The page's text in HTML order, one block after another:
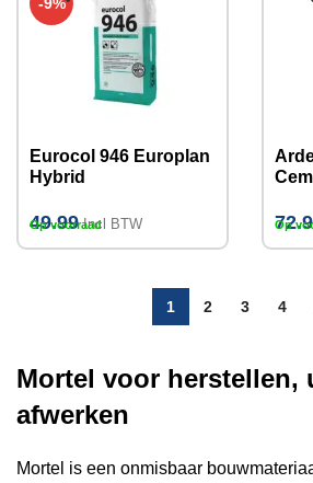
Eurocol 946 Europlan
Hybrid
(Na 60 minuten
49.99 Incl BTW
Op voorraad Op
1 2 3 4
Mortel voor herstellen,
afwerken
Mortel is een onmisbaar